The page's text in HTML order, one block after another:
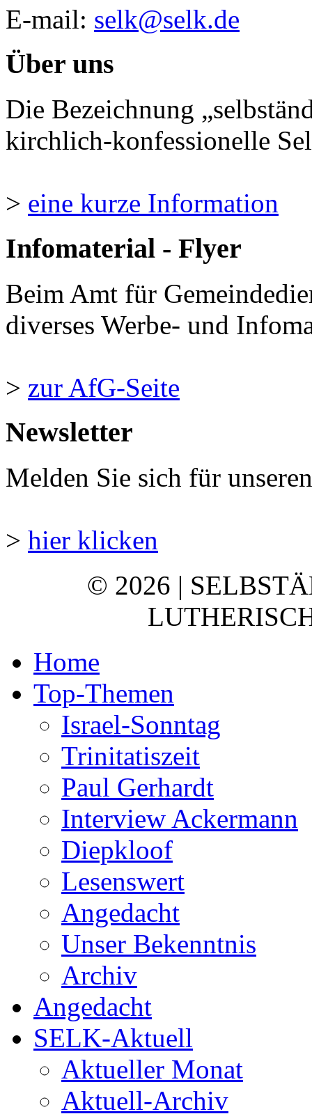
E-mail: selk@selk.de
Über uns
Die Bezeichnung
kirchlich-konfessionelle
> eine kurze Information
Infomaterial - Flyer
Beim Amt für
diverses Werbe- und
> zur AfG-Seite
Newsletter
Melden Sie sich für
> hier klicken
© 2026 |
Home
Top-Themen
Israel-Sonntag
Trinitatiszeit
Paul Gerhardt
Interview Ackermann
Diepkloof
Lesenswert
Angedacht
Unser Bekenntnis
Archiv
Angedacht
SELK-Aktuell
Aktueller Monat
Aktuell-Archiv